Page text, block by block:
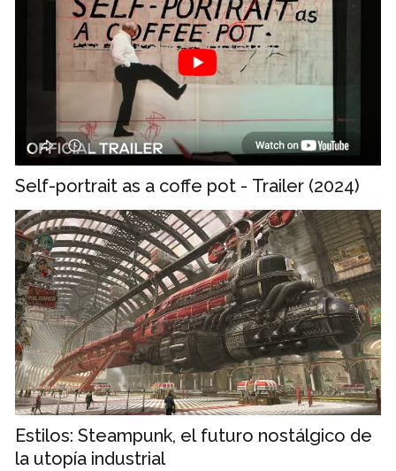
Self-portrait as a coffe pot - Trailer (2024)
Estilos: Steampunk, el futuro nostálgico de
la utopía industrial